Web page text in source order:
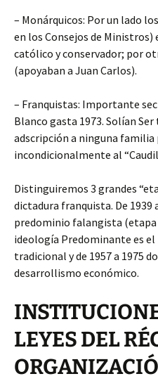
– Monárquicos: Por un lado
en los Consejos de
católico y conservador; por
(apoyaban a Juan Carlos).
– Franquistas: Importante
Blanco gasta 1973. Solían
adscripción a ninguna
incondicionalmente al
Distinguiremos 3 grandes
dictadura franquista. De 1939
predominio falangista (etapa
ideología Predominante es
tradicional y de 1957 a 1975
desarrollismo económico.
LEYES DEL